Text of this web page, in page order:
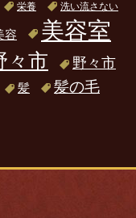
栄養 洗い流さない
容 美容室
々市
野々市
髪
髪の毛